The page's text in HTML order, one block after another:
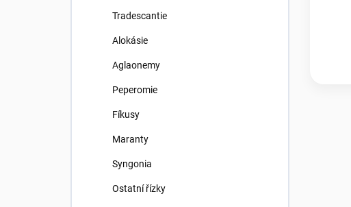
Tradescantie
Alokásie
Aglaonemy
Peperomie
Fíkusy
Maranty
Syngonia
Ostatní řízky